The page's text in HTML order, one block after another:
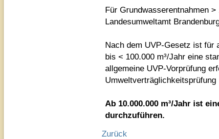
Für Grundwasserentnahmen
Landesumweltamt
Nach dem UVP-Gesetz ist für
bis < 100.000 m³/Jahr eine
allgemeine UVP-Vorprüfung
Umweltverträglichkeitsprüfung
Ab 10.000.000 m³/Jahr ist
durchzuführen.
Zurück